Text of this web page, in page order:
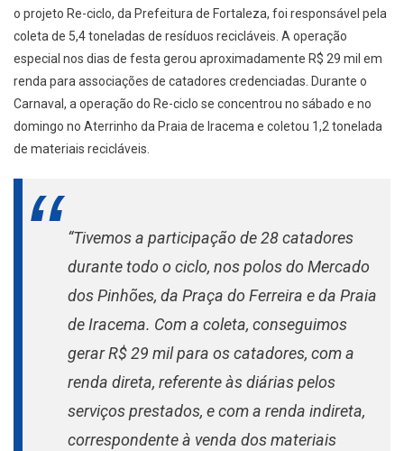
o projeto Re-ciclo, da Prefeitura de Fortaleza, foi responsável pela
coleta de 5,4 toneladas de resíduos recicláveis. A operação
especial nos dias de festa gerou aproximadamente R$ 29 mil em
renda para associações de catadores credenciadas. Durante o
Carnaval, a operação do Re-ciclo se concentrou no sábado e no
domingo no Aterrinho da Praia de Iracema e coletou 1,2 tonelada
de materiais recicláveis.
“Tivemos a participação de 28 catadores
durante todo o ciclo, nos polos do Mercado
dos Pinhões, da Praça do Ferreira e da Praia
de Iracema. Com a coleta, conseguimos
gerar R$ 29 mil para os catadores, com a
renda direta, referente às diárias pelos
serviços prestados, e com a renda indireta,
correspondente à venda dos materiais